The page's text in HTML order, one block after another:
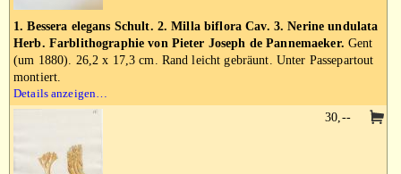
1. Bessera elegans Schult. 2. Milla biflora Cav. 3. Nerine undulata
Herb. Farblithographie von Pieter Joseph de Pannemaeker. Gent
(um 1880). 26,2 x 17,3 cm. Rand leicht gebräunt. Unter Passepartout
montiert.
Details anzeigen…
30,--